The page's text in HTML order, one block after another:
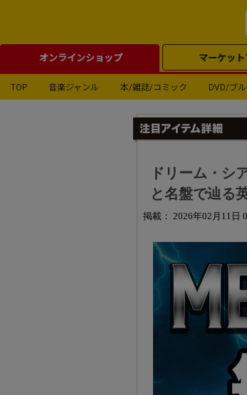
オンラインショップ マーケッ
TOP 音楽ジャンル 本/雑誌/コミック DVD/ブ
ドリーム・シ
と名盤で辿る
掲載： 2026年02月11日